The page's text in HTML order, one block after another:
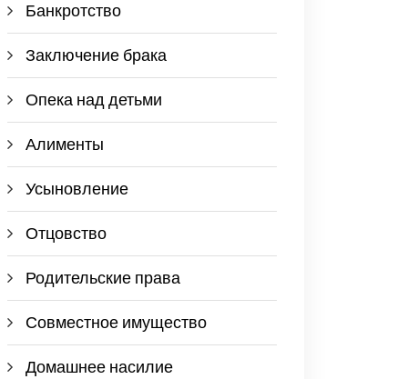
Банкротство
Заключение брака
Опека над детьми
Алименты
Усыновление
Отцовство
Родительские права
Совместное имущество
Домашнее насилие